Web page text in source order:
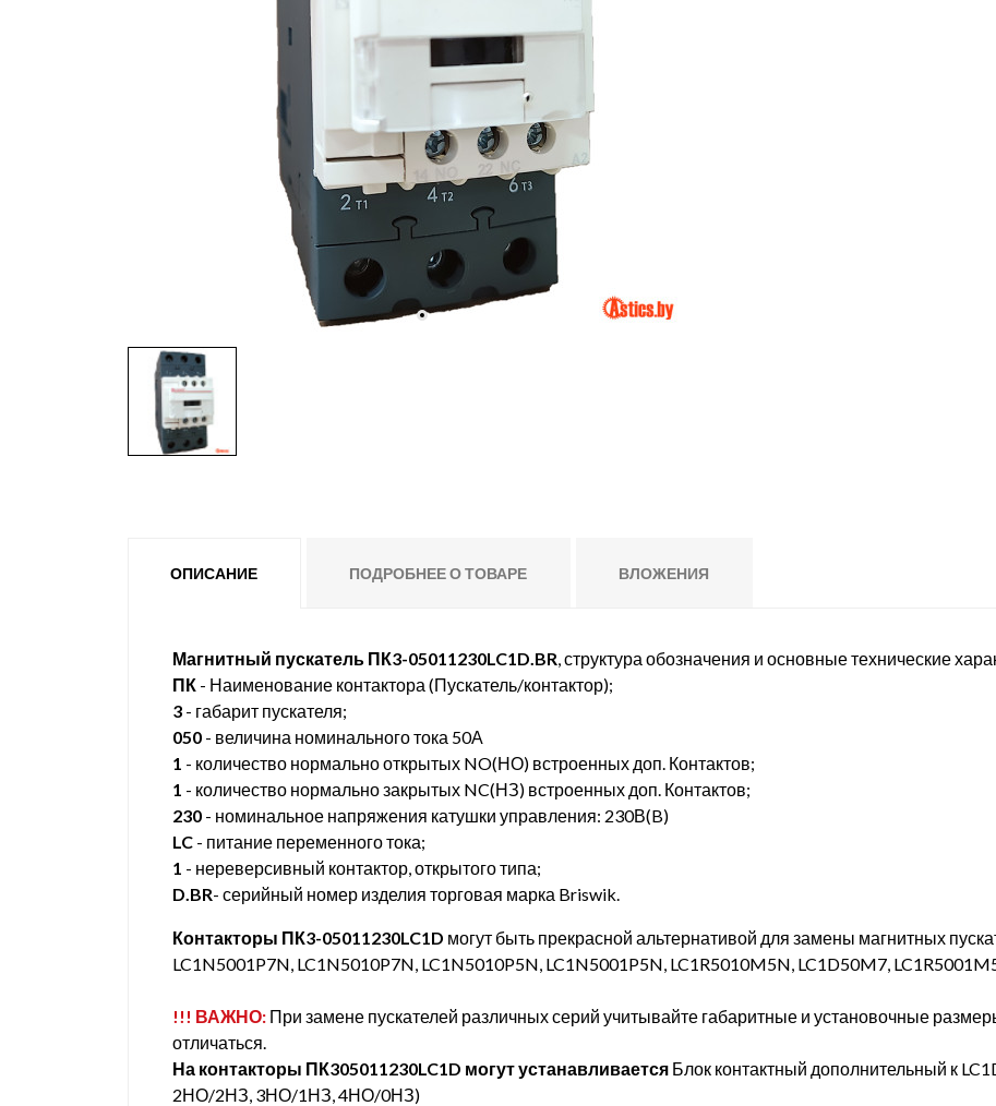
ОПИСАНИЕ ПОДРОБНЕЕ О ТОВАРЕ ВЛОЖЕНИЯ
Магнитный пускатель ПК3-05011230LC1D.BR, структура обозначения и основные технические
ПК - Наименование контактора (Пускатель/контактор);
3 - габарит пускателя;
050 - величина номинального тока 50А
1 - количество нормально открытых NO(НО) встроенных доп. Контактов;
1 - количество нормально закрытых NC(НЗ) встроенных доп. Контактов;
230 - номинальное напряжения катушки управления: 230В(B)
LC - питание переменного тока;
1 - нереверсивный контактор, открытого типа;
D.BR- серийный номер изделия торговая марка Briswik.
Контакторы ПК3-05011230LC1D могут быть прекрасной альтернативой для замены магнитных
LC1N5001P7N, LC1N5010P7N, LC1N5010P5N, LC1N5001P5N, LC1R5010M5N, LC1D50M7,
!!! ВАЖНО: При замене пускателей различных серий учитывайте габаритные и установочные
отличаться.
На контакторы ПК305011230LC1D могут устанавливается Блок контактный дополнительный к
2НО/2НЗ, 3НО/1НЗ, 4НО/0НЗ)